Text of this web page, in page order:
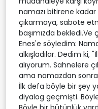
namazı bitirene kadar
çıkarmaya, sabote
başımızda
Enes'e söyledim:
alkışladılar. Dedim ki,
alıyorum. Sahnelere
ama namazdan sonra
İlk defa böyle bir şey
diyalog geçmişti. Böyle